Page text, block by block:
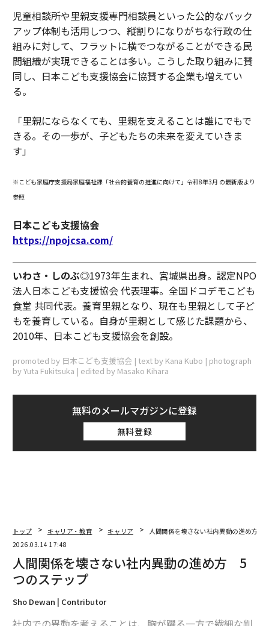
児童相談所や里親支援専門相談員といった公的なバック
アップ体制も活用しつつ、縦割りになりがちな行政の仕
組みに対して、フラットに横でつながることができる民
間組織が実現できることは多い。こうした取り組みに賛
同し、日本こども支援協会に協賛する企業も増えてい
る。
「里親にならなくても、里親を支えることは誰にでもで
きる。その一歩が、子どもたちの未来を変えていきま
す」
※こども家庭庁支援局家庭福祉課「社会的養育の推進に向けて」令和8年3月 の最新版より
参照
日本こども支援協会
https://npojcsa.com/
いわさ・しのぶ◎1973年生まれ、宮城県出身。認定NPO
法人日本こども支援協会 代表理事。全国ドコデモこども
食堂 共同代表。養育里親となり、現在も里親として子ど
もを養育している。自身が里親として感じた課題から、
2010年、日本こども支援協会を創設。
promoted by 日本こども支援協会 | text by Kana Kubo | photograph
by Yuta Fukitsuka | edited by Masako Kihara
無料のメールマガジンに登録
無料登録
トップ キャリア・教育 キャリア
人間関係を壊さない社内異動の進め方 5
2026.03.14 17:48
人間関係を壊さない社内異動の進め方 5
つのステップ
Sho Dewan | Contributor